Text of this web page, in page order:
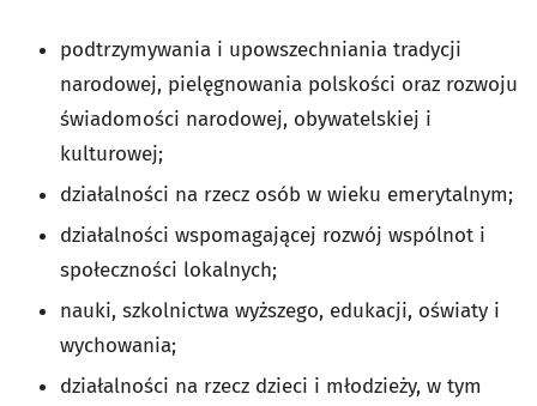
podtrzymywania i upowszechniania tradycji
narodowej, pielęgnowania polskości oraz rozwoju
świadomości narodowej, obywatelskiej i
kulturowej;
działalności na rzecz osób w wieku emerytalnym;
działalności wspomagającej rozwój wspólnot i
społeczności lokalnych;
nauki, szkolnictwa wyższego, edukacji, oświaty i
wychowania;
działalności na rzecz dzieci i młodzieży, w tym